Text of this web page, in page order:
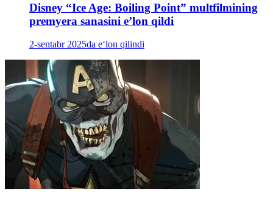
Disney “Ice Age: Boiling Point” multfilmining
premyera sanasini e’lon qildi
2-sentabr 2025da e‘lon qilindi